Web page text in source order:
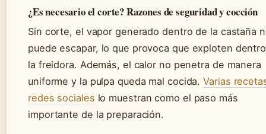
¿Es necesario el corte? Razones de seguridad y cocción
Sin corte, el vapor generado dentro de la castaña
puede escapar, lo que provoca que exploten
la freidora. Además, el calor no penetra de manera
uniforme y la pulpa queda mal cocida.Varias
redes sociales lo muestran como el paso más
importante de la preparación.